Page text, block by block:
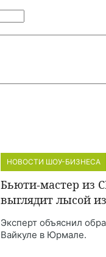
НОВОСТИ ШОУ-БИЗНЕСА
Бьюти-мастер из
выглядит лысой
Эксперт объяснил
Вайкуле в Юрмале.